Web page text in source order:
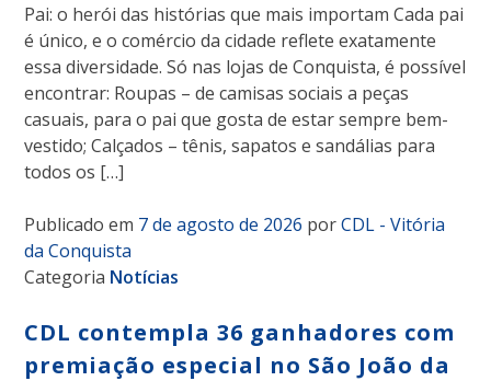
Pai: o herói das histórias que mais importam Cada pai
é único, e o comércio da cidade reflete exatamente
essa diversidade. Só nas lojas de Conquista, é possível
encontrar: Roupas – de camisas sociais a peças
casuais, para o pai que gosta de estar sempre bem-
vestido; Calçados – tênis, sapatos e sandálias para
todos os […]
Publicado em 7 de agosto de 2026 porCDL - Vitória
da Conquista
Categoria Notícias
CDL contempla 36 ganhadores com
premiação especial no São João da